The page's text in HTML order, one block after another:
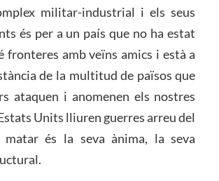
militar-industrial i els seus
és per a un país que no ha estat
fronteres amb veïns amics i està a
de la multitud de països que
ataquen i anomenen els nostres
Units lliuren guerres arreu del
matar és la seva ànima, la seva